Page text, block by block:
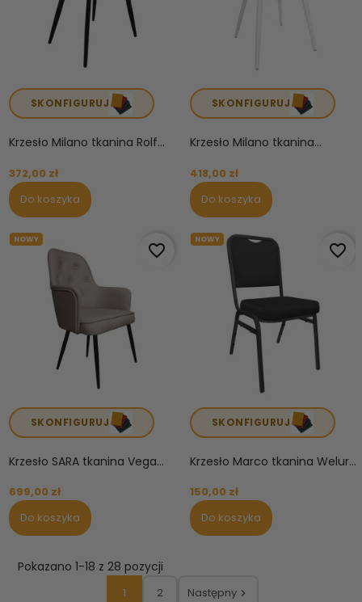
SKONFIGURUJ
Krzesło Milano tkanina Rolf...
372,00 zł
Do koszyka
SKONFIGURUJ
Krzesło Milano tkanina...
418,00 zł
Do koszyka
SKONFIGURUJ
Krzesło SARA tkanina Vega...
699,00 zł
Do koszyka
NOWY
favorite_border
SKONFIGURUJ
Krzesło Marco tkanina Welur...
150,00 zł
Do koszyka
NOWY
favorite_border
Pokazano 1-18 z 28 pozycji
1 2 Następny